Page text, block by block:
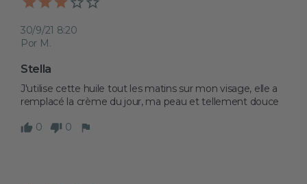
30/9/21 8:20
Por M.
Stella
J'utilise cette huile tout les matins sur mon visage, elle a
remplacé la crème du jour, ma peau et tellement douce
0 0